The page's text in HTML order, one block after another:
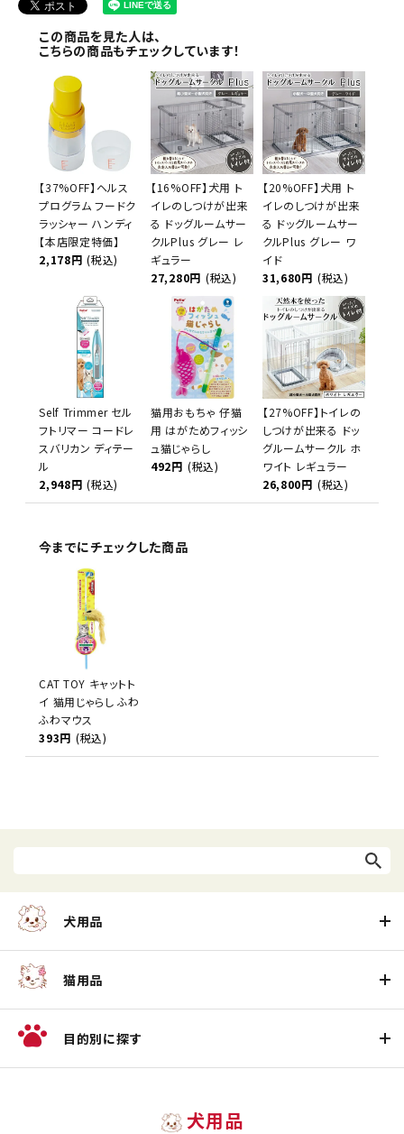
この商品を見た人は、
こちらの商品もチェックしています！
【37%OFF】ヘルス
プログラム フードク
ラッシャー ハンディ
【本店限定特価】
2,178円 (税込)
【16%OFF】犬用 ト
イレのしつけが出来
る ドッグルームサー
クルPlus グレー レ
ギュラー
27,280円 (税込)
【20%OFF】犬用 ト
イレのしつけが出来
る ドッグルームサー
クルPlus グレー ワ
イド
31,680円 (税込)
Self Trimmer セル
フトリマー コードレ
スバリカン ディテー
ル
2,948円 (税込)
猫用おもちゃ 仔猫
用 はがためフィッシ
ュ猫じゃらし
492円 (税込)
【27%OFF】トイレの
しつけが出来る ドッ
グルームサークル ホ
ワイト レギュラー
26,800円 (税込)
今までにチェックした商品
CAT TOY キャットト
イ 猫用じゃらし ふわ
ふわマウス
393円 (税込)
犬用品
猫用品
目的別に探す
犬用品